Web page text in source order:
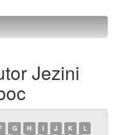
Jezini
G H I J K
L